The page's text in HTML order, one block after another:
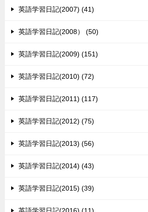
英語学習日記(2007) (41)
英語学習日記(2008） (50)
英語学習日記(2009) (151)
英語学習日記(2010) (72)
英語学習日記(2011) (117)
英語学習日記(2012) (75)
英語学習日記(2013) (56)
英語学習日記(2014) (43)
英語学習日記(2015) (39)